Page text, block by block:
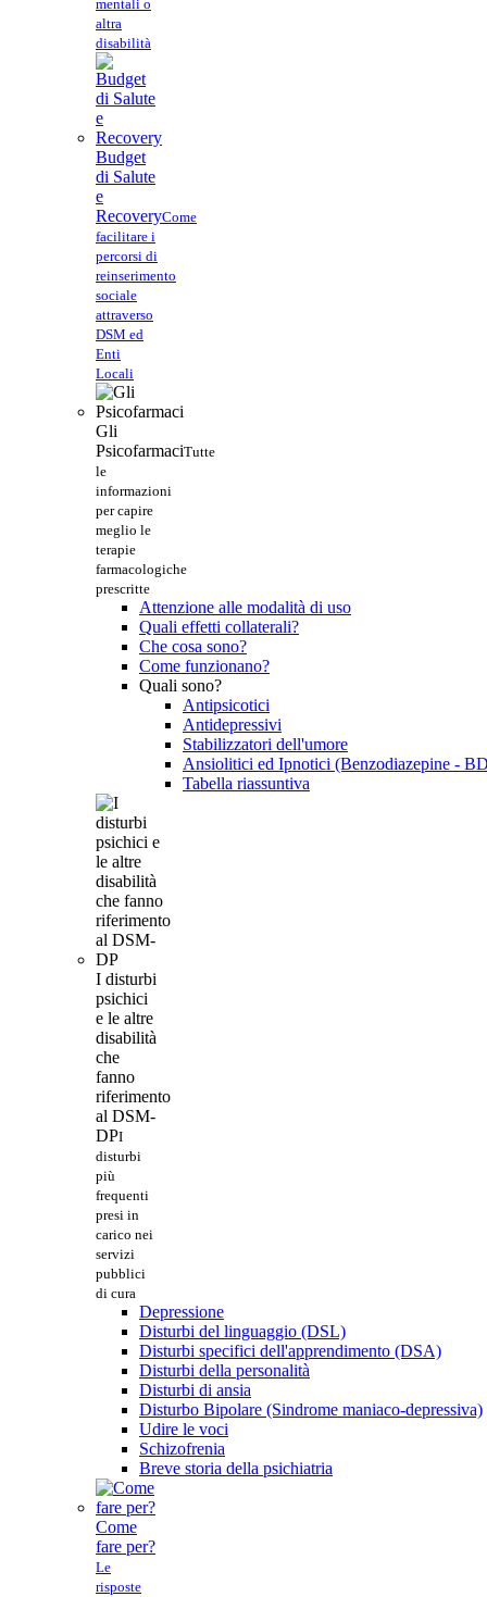
mentali o
altra
disabilità
Budget
di Salute
e
RecoveryCome
facilitare i
percorsi di
reinserimento
sociale
attraverso
DSM ed
Enti
Locali
Gli
PsicofarmaciTutte
le
informazioni
per capire
meglio le
terapie
farmacologiche
prescritte
Attenzione alle modalità di uso
Quali effetti collaterali?
Che cosa sono?
Come funzionano?
Quali sono?
Antipsicotici
Antidepressivi
Stabilizzatori dell'umore
Ansiolitici ed Ipnotici (Benzodiazepine -
Tabella riassuntiva
I disturbi
psichici
e le altre
disabilità
che
fanno
riferimento
al DSM-
DPI
disturbi
più
frequenti
presi in
carico nei
servizi
pubblici
di cura
Depressione
Disturbi del linguaggio (DSL)
Disturbi specifici dell'apprendimento (DSA)
Disturbi della personalità
Disturbi di ansia
Disturbo Bipolare (Sindrome maniaco-depressiva)
Udire le voci
Schizofrenia
Breve storia della psichiatria
Come
fare per?
Le
risposte